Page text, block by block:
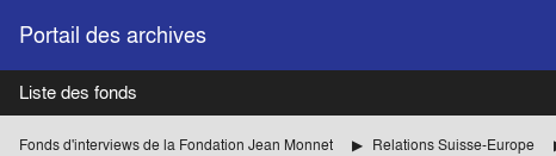
Portail des archives
Liste des fonds
Fonds d'interviews de la Fondation Jean Monnet Relations Suisse-Europe